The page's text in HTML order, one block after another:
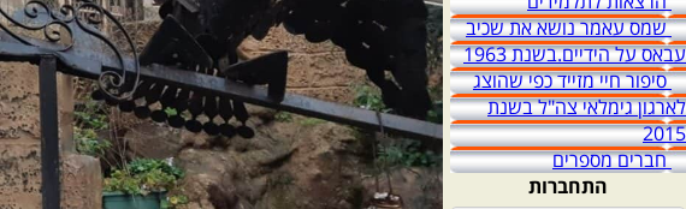
שמס עאמר נושא את שכיב
עבאס על הידיים.בשנת 1963
סיפור חיי מזייד כפי שהוצג
לארגון גימלאי צה"ל בשנת
2015
חברים מספרים
התחברות